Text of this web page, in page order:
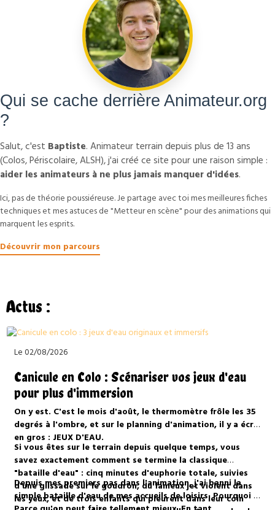
Qui se cache derrière Animateur.org
?
Salut, c'est Baptiste. Animateur terrain depuis plus de 13 ans
(Colos, Périscolaire, ALSH), j'ai créé ce site pour une raison simple :
aider les animateurs à ne plus jamais manquer d'idées.
Ici, pas de théorie poussiéreuse. Je partage avec toi mes meilleures fiches
techniques et mes astuces de "Metteur en scène" pour des animations qui
marquent les esprits.
Découvrir mon parcours
Actus :
Le 02/08/2026
Canicule en Colo : Scénariser vos jeux d'eau
pour plus d'immersion
On y est. C'est le mois d'août, le thermomètre frôle les 35
degrés à l'ombre, et sur le planning d'animation, il y a écrit
en gros : JEUX D'EAU.
Si vous êtes sur le terrain depuis quelque temps, vous
savez exactement comment se termine la classique
"bataille d'eau" : cinq minutes d'euphorie totale, suivies
d'une glissade sur le goudron, du fameux jet violent dans
les yeux, et de trois enfants qui pleurent dans leur coin
Depuis mes premiers pas dans l'animation, j'ai banni la
simple bataille d'eau de mes accueils de loisirs. Pourquoi ?